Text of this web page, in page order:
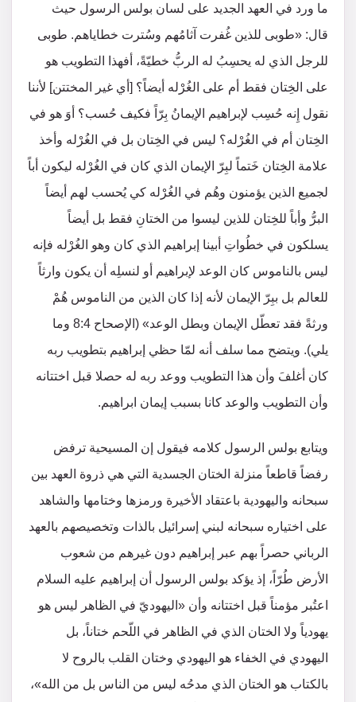
ما ورد في العهد الجديد على لسان بولس الرسول حيث
قال: «طوبى للذين غُفرت آثامُهم وسُترت خطاياهم. طوبى
للرجل الذي له يحسِبُ له الربُّ خطيّةً، أفهذا التطويب هو
على الخِتان فقط أم على الغُرْله أيضاً؟ [أي غير المختتن] لأننا
نقول إِنه حُسِب لإبراهيم الإيمانُ بِرّاً فكيف حُسب؟ أوَ هو في
الخِتان أم في الغُرْله؟ ليس في الخِتان بل في الغُرْله وأخذ
علامة الخِتان خَتماً لبِرّ الإيمان الذي كان في الغُرْله ليكون أباً
لجميع الذين يؤمنون وهُم في الغُرْله كي يُحسب لهم أيضاً
البرُّ وأباً للخِتان للذين ليسوا من الختانِ فقط بل أيضاً
يسلكون في خطُواتِ أبينا إبراهيم الذي كان وهو الغُرْله فإنه
ليس بالناموس كان الوعد لإبراهيم أو لنسلِه أن يكون وارثاً
للعالم بل ببِرّ الإيمان لأنه إذا كان الذين من الناموس هُمْ
ورثةً فقد تعطّل الإيمان وبطل الوعد» (الإصحاح 8:4 وما
يلي). ويتضح مما سلف أنه لمّا حظي إبراهيم بتطويب ربه
كان أغلفَ وأن هذا التطويب ووعد ربه له حصلا قبل اختتانه
وأن التطويب والوعد كانا بسبب إيمان ابراهيم.
ويتابع بولس الرسول كلامه فيقول إن المسيحية ترفض
رفضاً قاطعاً منزلة الختان الجسدية التي هي ذروة العهد بين
سبحانه واليهودية باعتقاد الأخيرة ورمزها وختامها والشاهد
على اختياره سبحانه لبني إسرائيل بالذات وتخصيصهم بالعهد
الرباني حصراً بهم عبر إبراهيم دون غيرهم من شعوب
الأرض طُرّاً، إذ يؤكد بولس الرسول أن إبراهيم عليه السلام
اعتُبر مؤمناً قبل اختتانه وأن «اليهوديّ في الظاهر ليس هو
يهودياً ولا الختان الذي في الظاهر في اللّحم ختاناً، بل
اليهودي في الخفاء هو اليهودي وختان القلب بالروح لا
بالكتاب هو الختان الذي مدحُه ليس من الناس بل من الله»،